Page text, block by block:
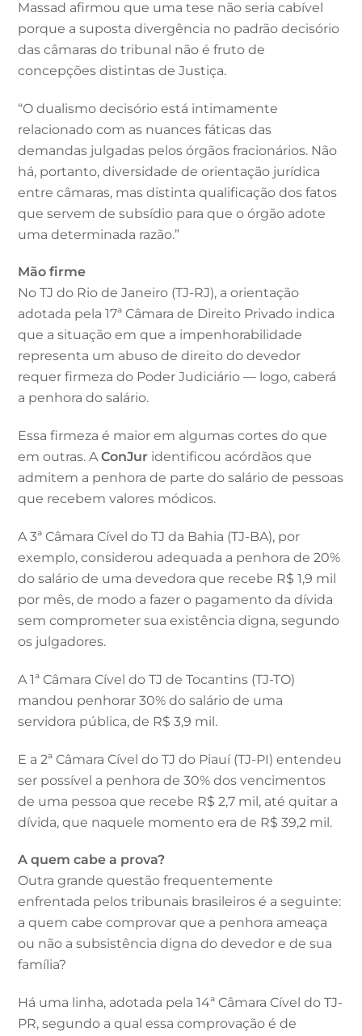
Massad afirmou que uma tese não seria cabível
porque a suposta divergência no padrão decisório
das câmaras do tribunal não é fruto de
concepções distintas de Justiça.
“O dualismo decisório está intimamente
relacionado com as nuances fáticas das
demandas julgadas pelos órgãos fracionários. Não
há, portanto, diversidade de orientação jurídica
entre câmaras, mas distinta qualificação dos fatos
que servem de subsídio para que o órgão adote
uma determinada razão.”
Mão firme
No TJ do Rio de Janeiro (TJ-RJ), a orientação
adotada pela 17ª Câmara de Direito Privado indica
que a situação em que a impenhorabilidade
representa um abuso de direito do devedor
requer firmeza do Poder Judiciário — logo, caberá
a penhora do salário.
Essa firmeza é maior em algumas cortes do que
em outras. AConJur identificou acórdãos que
admitem a penhora de parte do salário de pessoas
que recebem valores módicos.
A 3ª Câmara Cível do TJ da Bahia (TJ-BA), por
exemplo, considerou adequada a penhora de 20%
do salário de uma devedora que recebe R$ 1,9 mil
por mês, de modo a fazer o pagamento da dívida
sem comprometer sua existência digna, segundo
os julgadores.
A 1ª Câmara Cível do TJ de Tocantins (TJ-TO)
mandou penhorar 30% do salário de uma
servidora pública, de R$ 3,9 mil.
E a 2ª Câmara Cível do TJ do Piauí (TJ-PI) entendeu
ser possível a penhora de 30% dos vencimentos
de uma pessoa que recebe R$ 2,7 mil, até quitar a
dívida, que naquele momento era de R$ 39,2 mil.
A quem cabe a prova?
Outra grande questão frequentemente
enfrentada pelos tribunais brasileiros é a seguinte:
a quem cabe comprovar que a penhora ameaça
ou não a subsistência digna do devedor e de sua
família?
Há uma linha, adotada pela 14ª Câmara Cível do TJ-
PR, segundo a qual essa comprovação é de